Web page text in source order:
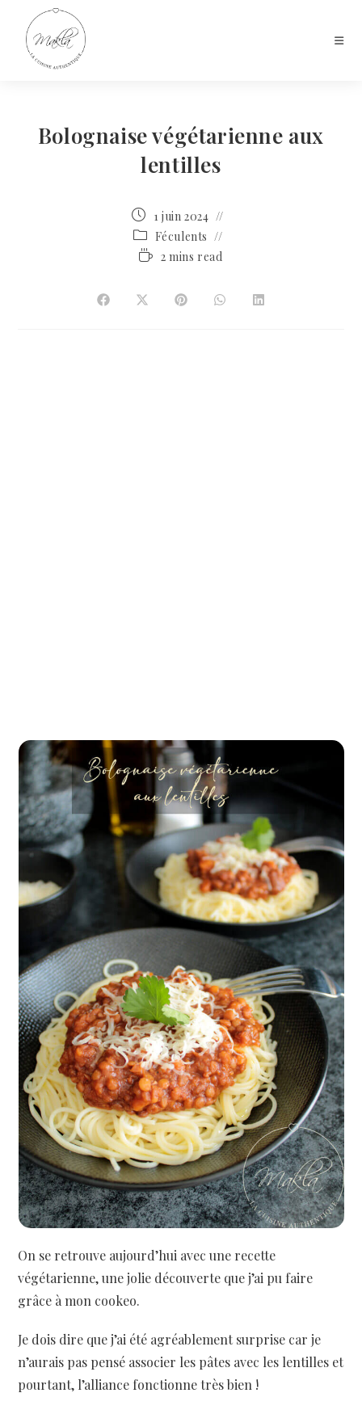
Bolognaise végétarienne aux
lentilles
1 juin 2024
Féculents
2 mins read
On se retrouve aujourd’hui avec une recette
végétarienne, une jolie découverte que j’ai pu faire
grâce à mon cookeo.
Je dois dire que j’ai été agréablement surprise car je
n’aurais pas pensé associer les pâtes avec les lentilles et
pourtant, l’alliance fonctionne très bien !